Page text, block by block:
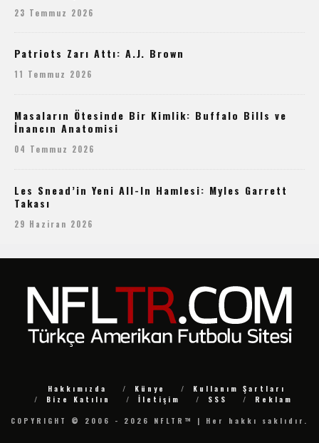
23 Temmuz 2026
Patriots Zarı Attı: A.J. Brown
11 Temmuz 2026
Masaların Ötesinde Bir Kimlik: Buffalo Bills ve
İnancın Anatomisi
04 Temmuz 2026
Les Snead’in Yeni All-In Hamlesi: Myles Garrett
Takası
29 Haziran 2026
Hakkımızda Künye
Kullanım Şartları
Bize Katılın
İletişim SSS
Reklam
COPYRIGHT © 2006 - 2026 NFLTR™ | Her hakkı saklıdır.